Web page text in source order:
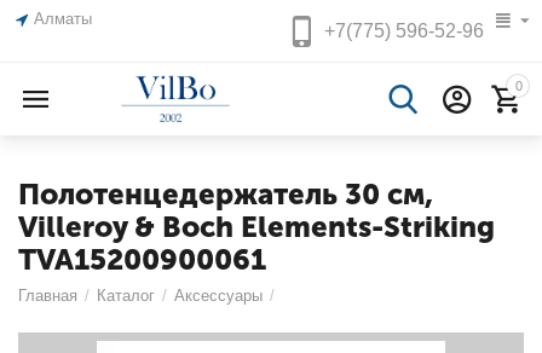
Алматы
+7(775)596-52-96
0
Полотенцедержатель 30 см,
Villeroy & Boch Elements-Striking
TVA15200900061
Главная / Каталог / Аксессуары /